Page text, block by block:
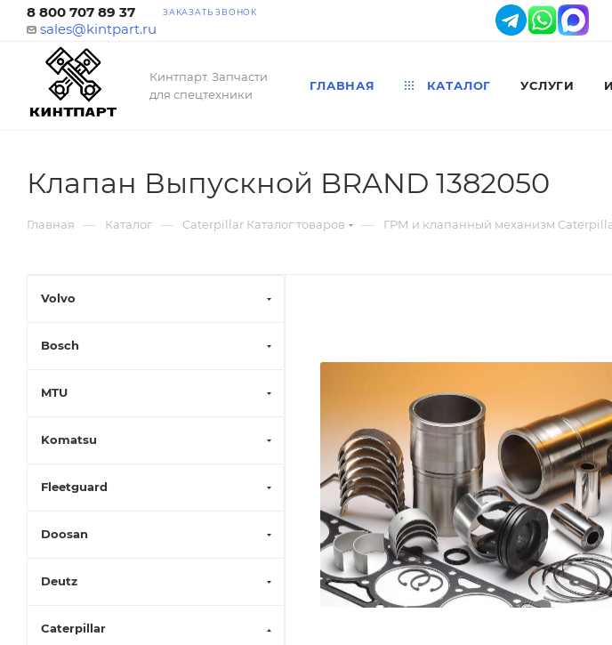
8 800 707 89 37 ЗАКАЗАТЬ ЗВОНОК
sales@kintpart.ru
Кинтпарт. Запчасти
для спецтехники
ГЛАВНАЯ КАТАЛОГ УСЛУГИ
Клапан Выпускной BRAND 1382050
Главная — Каталог — Caterpillar Каталог товаров — ГРМ и клапанный механизм
Volvo
Bosch
MTU
Komatsu
Fleetguard
Doosan
Deutz
Caterpillar